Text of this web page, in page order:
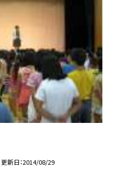
更新日 2014/08/29